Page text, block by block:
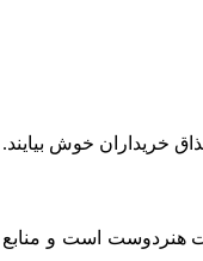
خریداران خوش بیایند.
هنردوست است و منابع